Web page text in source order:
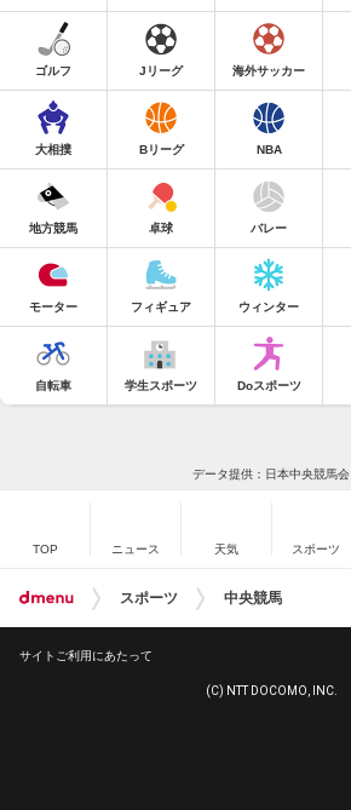
ゴルフ Jリーグ 海外サッカー
大相撲 Bリーグ NBA
地方競馬 卓球 バレー
モーター フィギュア ウィンター
自転車 学生スポーツ Doスポーツ
データ提供：日本中央競馬会
TOP ニュース 天気 スポーツ
スポーツ 中央競馬
サイトご利用にあたって
(C) NTT DOCOMO, INC.